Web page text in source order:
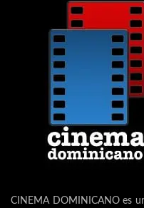
CINEMA DOMINICANO es